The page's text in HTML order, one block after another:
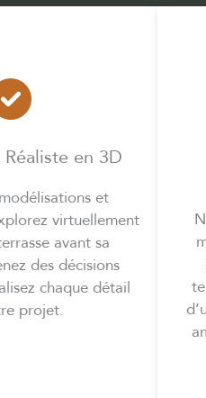
en 3D
et
virtuellement
avant sa
des décisions
chaque détail
projet.